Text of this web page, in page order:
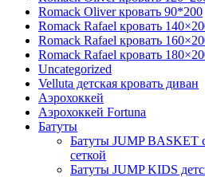
Romack Oliver кровать 90*200
Romack Rafael кровать
Romack Rafael кровать
Romack Rafael кровать
Uncategorized
Velluta детская кровать диван
Аэрохоккей
Аэрохоккей Fortuna
Батуты
Батуты JUMP BASKET
сеткой
Батуты JUMP KIDS